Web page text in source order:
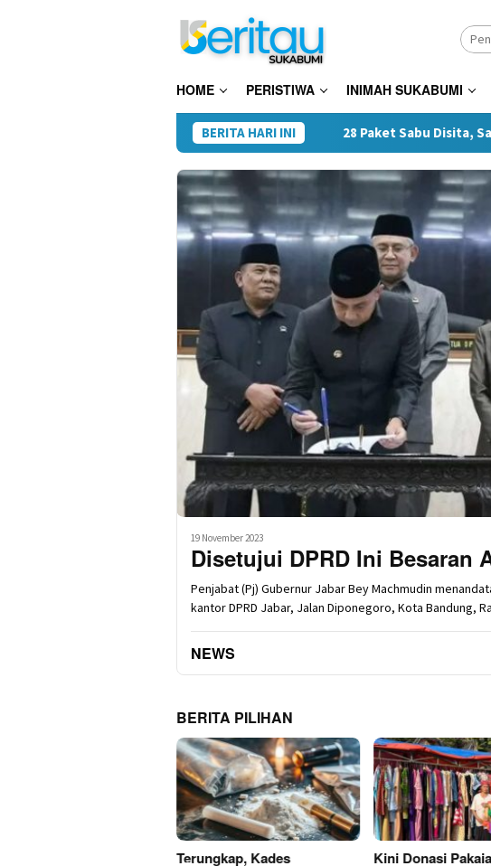
HOME PERISTIWA INIMAH SUKABUMI
BERITA HARI INI
28 Paket Sabu Disita, Satres Narkoba
19 November 2023
Disetujui DPRD Ini Besaran
Penjabat (Pj) Gubernur Jabar Bey Machmudin
kantor DPRD Jabar, Jalan Diponegoro, Kota Bandung,
NEWS
BERITA PILIHAN
Terungkap, Kades
Kini Donasi